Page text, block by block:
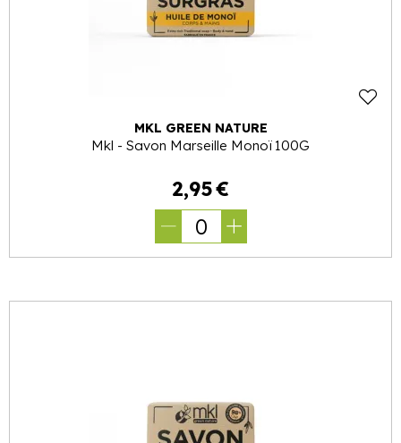
MKL GREEN NATURE
Mkl - Savon Marseille Monoï 100G
2,95€
0